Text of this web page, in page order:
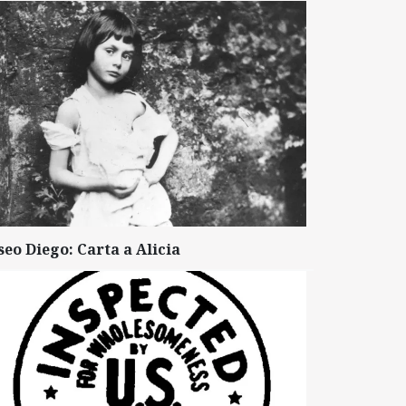
Diego: Carta a Alicia